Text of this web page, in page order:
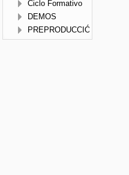
Ciclo Formativo
DEMOS
PREPRODUCCIÓN